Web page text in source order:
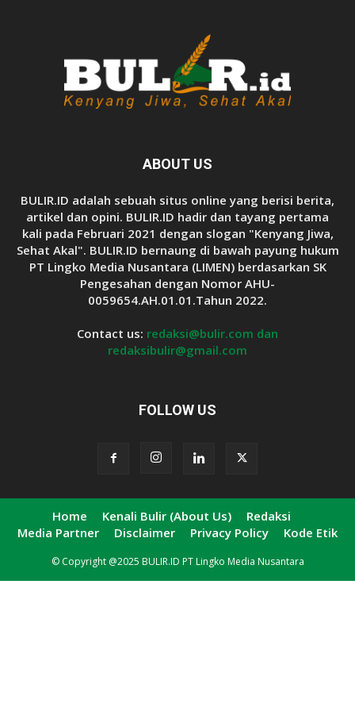
ABOUT US
BULIR.ID adalah sebuah situs online yang berisi berita,
artikel dan opini. BULIR.ID hadir dan tayang pertama
kali pada Februari 2021 dengan slogan "Kenyang Jiwa,
Sehat Akal". BULIR.ID bernaung di bawah payung hukum
PT Lingko Media Nusantara (LIMEN) berdasarkan SK
Pengesahan dengan Nomor AHU-
0059654.AH.01.01.Tahun 2022.
Contact us: redaksi@bulir.com dan
redaksibulir@gmail.com
FOLLOW US
Home Kenali Bulir (About Us)
Redaksi
Media Partner
Disclaimer Privacy Policy Kode Etik
© Copyright @2025 BULIR.ID PT Lingko Media Nusantara